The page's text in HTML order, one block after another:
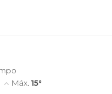
Máx. 15°